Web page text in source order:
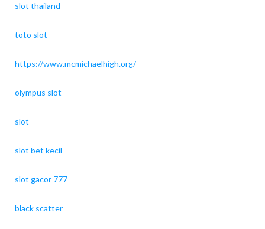
slot thailand
toto slot
https://www.mcmichaelhigh.org/
olympus slot
slot
slot bet kecil
slot gacor 777
black scatter